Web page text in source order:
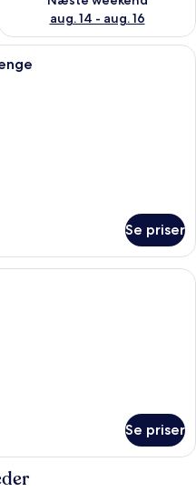
aug. 14 - aug. 16
Et hotelværelse med to senge, et
Se priser
Premium-sengetøj, minibar,
Se priser